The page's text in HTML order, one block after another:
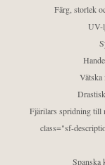
Färg, storlek
UV-
Fjärilars spridning till
class="sf-
Spanska